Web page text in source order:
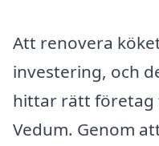
Att renovera
investering, och
hittar rätt företag
Vedum. Genom